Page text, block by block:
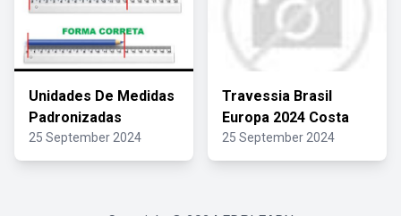
Unidades De Medidas
Padronizadas
25 September 2024
Travessia Brasil
Europa 2024 Costa
25 September 2024